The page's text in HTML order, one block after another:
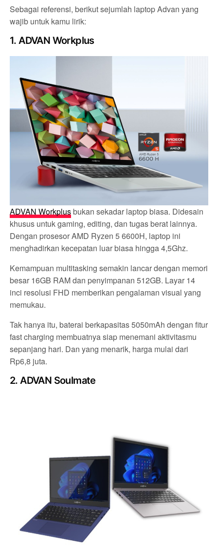
Sebagai referensi, berikut sejumlah laptop Advan yang
wajib untuk kamu lirik:
1. ADVAN Workplus
ADVAN Workplusbukan sekadar laptop biasa. Didesain
khusus untuk gaming, editing, dan tugas berat lainnya.
Dengan prosesor AMD Ryzen 5 6600H, laptop ini
menghadirkan kecepatan luar biasa hingga 4,5Ghz.
Kemampuan multitasking semakin lancar dengan memori
besar 16GB RAM dan penyimpanan 512GB. Layar 14
inci resolusi FHD memberikan pengalaman visual yang
memukau.
Tak hanya itu, baterai berkapasitas 5050mAh dengan fitur
fast charging membuatnya siap menemani aktivitasmu
sepanjang hari. Dan yang menarik, harga mulai dari
Rp6,8 juta.
2. ADVAN Soulmate